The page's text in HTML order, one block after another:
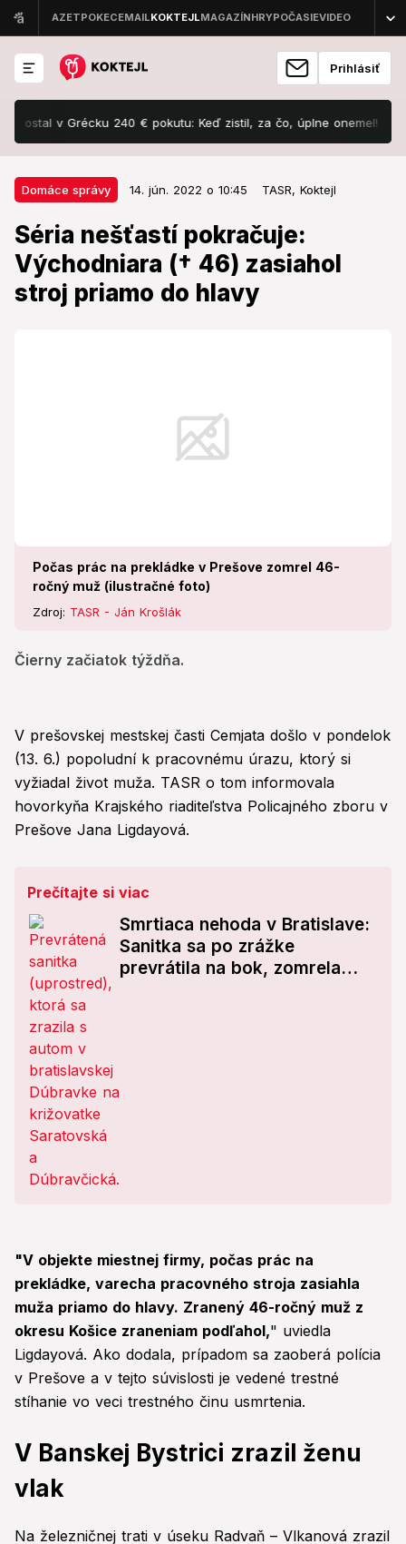
Prihlásiť
v Grécku 240 € pokutu: Keď zistil, za čo, úplne onemel!
Domáce správy 14. jún. 2022 o 10:45 TASR, Koktejl
Séria nešťastí pokračuje:
Východniara († 46) zasiahol
stroj priamo do hlavy
Počas prác na prekládke v Prešove zomrel 46-
ročný muž (ilustračné foto)
Zdroj: TASR - Ján Krošlák
Čierny začiatok týždňa.
Domáce správy 14. jún. 2022 o 10:45
Séria nešťastí pokračuje:
Východniara († 46) zasiahol stroj
priamo do hlavy
V prešovskej mestskej časti Cemjata došlo v pondelok
(13. 6.) popoludní k pracovnému úrazu, ktorý si
vyžiadal život muža. TASR o tom informovala
hovorkyňa Krajského riaditeľstva Policajného zboru v
Prešove Jana Ligdayová.
Prečítajte si viac
Smrtiaca nehoda v Bratislave:
Sanitka sa po zrážke
prevrátila na bok, zomrela
"V objekte miestnej firmy, počas prác na
prekládke, varecha pracovného stroja zasiahla
muža priamo do hlavy. Zranený 46-ročný muž z
okresu Košice zraneniam podľahol," uviedla
Ligdayová. Ako dodala, prípadom sa zaoberá polícia
v Prešove a v tejto súvislosti je vedené trestné
stíhanie vo veci trestného činu usmrtenia.
V Banskej Bystrici zrazil ženu
vlak
Na železničnej trati v úseku Radvaň – Vlkanová zrazil